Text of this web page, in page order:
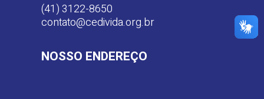
(41) 3122-8650
contato@cedivida.org.br
NOSSO ENDEREÇO